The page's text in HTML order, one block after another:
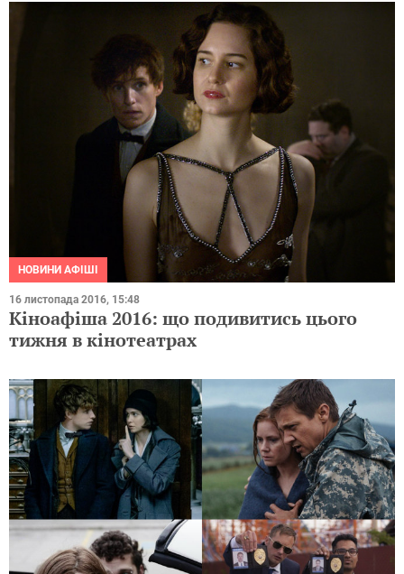
НОВИНИ АФІШІ
16 листопада 2016, 15:48
Кіноафіша 2016: що подивитись цього
тижня в кінотеатрах